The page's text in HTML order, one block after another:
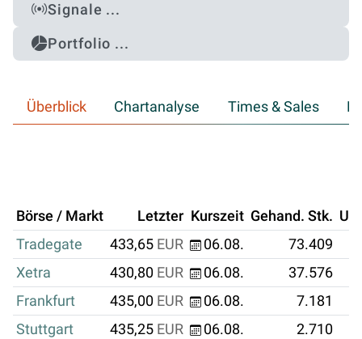
Signale ...
Portfolio ...
Überblick Chartanalyse Times & Sales
Börse / Markt Letzter Kurszeit Gehand. Stk.
Tradegate
433,65 EUR 06.08. 73.409
Xetra
430,80 EUR 06.08. 37.576
Frankfurt
435,00 EUR 06.08. 7.181
Stuttgart
435,25 EUR 06.08. 2.710